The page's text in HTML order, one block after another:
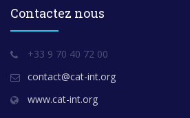
Contactez nous
+33 9 70 40 72 00
contact@cat-int.org
www.cat-int.org